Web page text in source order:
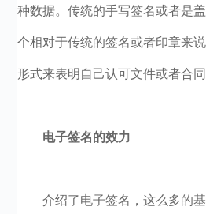
种数据。传统的手写签名或者是
个相对于传统的签名或者印章来
形式来表明自己认可文件或者合
电子签名的效力
介绍了电子签名，这么多的